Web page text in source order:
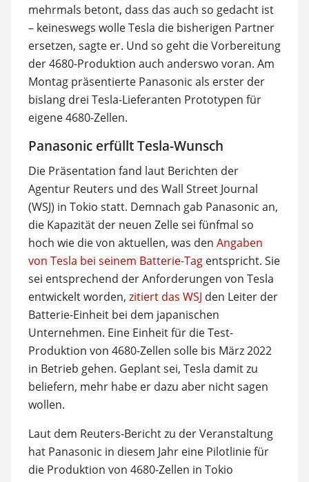
mehrmals betont, dass das auch so gedacht ist
– keineswegs wolle Tesla die bisherigen Partner
ersetzen, sagte er. Und so geht die Vorbereitung
der 4680-Produktion auch anderswo voran. Am
Montag präsentierte Panasonic als erster der
bislang drei Tesla-Lieferanten Prototypen für
eigene 4680-Zellen.
Panasonic erfüllt Tesla-Wunsch
Die Präsentation fand laut Berichten der
Agentur Reuters und des Wall Street Journal
(WSJ) in Tokio statt. Demnach gab Panasonic an,
die Kapazität der neuen Zelle sei fünfmal so
hoch wie die von aktuellen, was den Angaben
von Tesla bei seinem Batterie-Tagentspricht. Sie
sei entsprechend der Anforderungen von Tesla
entwickelt worden, zitiert das WSJ den Leiter der
Batterie-Einheit bei dem japanischen
Unternehmen. Eine Einheit für die Test-
Produktion von 4680-Zellen solle bis März 2022
in Betrieb gehen. Geplant sei, Tesla damit zu
beliefern, mehr habe er dazu aber nicht sagen
wollen.
Laut dem Reuters-Bericht zu der Veranstaltung
hat Panasonic in diesem Jahr eine Pilotlinie für
die Produktion von 4680-Zellen in Tokio